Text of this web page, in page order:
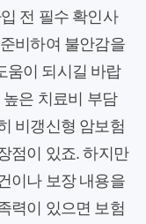
전 필수 확인사
비하여 불안감을
움이 되시길 바랍
은 치료비 부담
비갱신형 암보험
점이 있죠. 하지만
이나 보장 내용을
력이 있으면 보험